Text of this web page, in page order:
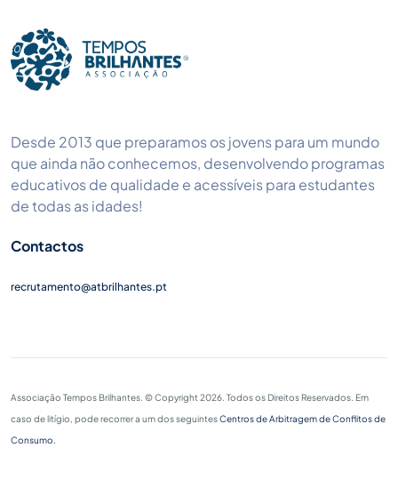
Desde 2013 que preparamos os jovens para um mundo
que ainda não conhecemos, desenvolvendo programas
educativos de qualidade e acessíveis para estudantes
de todas as idades!
Contactos
recrutamento@atbrilhantes.pt
Associação Tempos Brilhantes. © Copyright 2026. Todos os Direitos Reservados. Em
caso de litígio, pode recorrer a um dos seguintesCentros de Arbitragem de Conflitos de
Consumo.